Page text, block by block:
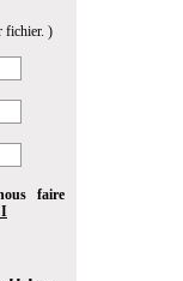
fichier. )
faire